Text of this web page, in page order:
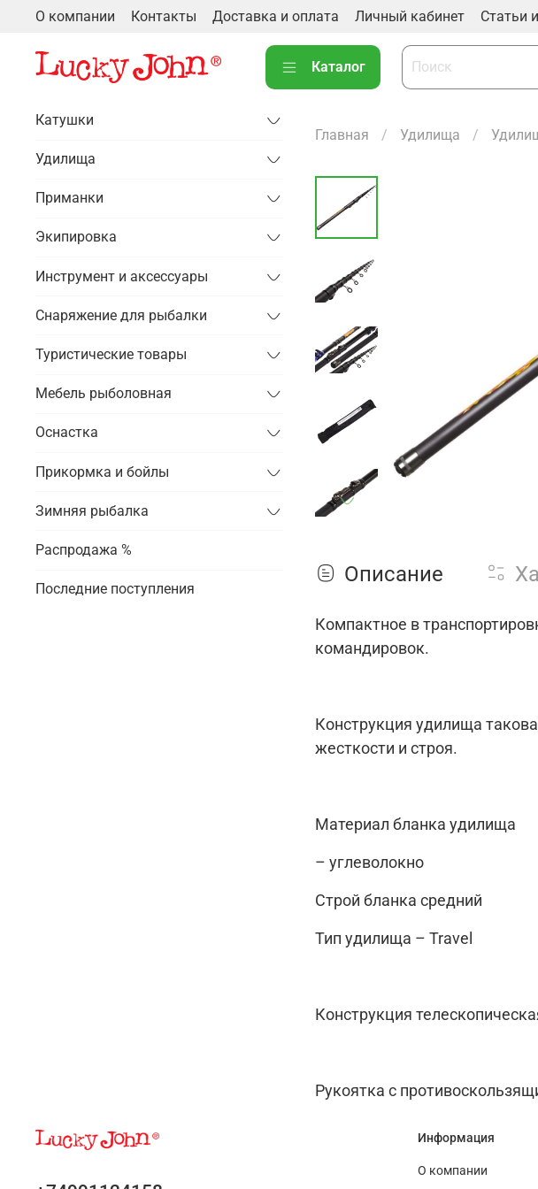
О компании Контакты Доставка и оплата Личный кабинет Статьи
Каталог
Главная Удилища
Описание
Компактное в
командировок.
Конструкция удилища
жесткости и строя.
Материал бланка удилища
– углеволокно
Строй бланка средний
Тип удилища – Travel
Конструкция
Рукоятка с
Катушки
Удилища
Приманки
Экипировка
Инструмент и аксессуары
Снаряжение для рыбалки
Туристические товары
Мебель рыболовная
Оснастка
Прикормка и бойлы
Зимняя рыбалка
Распродажа %
Последние поступления
Информация
О компании